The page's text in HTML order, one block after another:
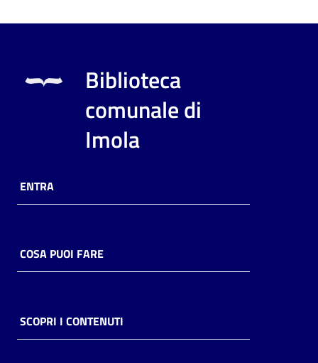
fare
Scopri
online
Piani
Biblioteca
comunale di
Imola
ENTRA
COSA PUOI FARE
SCOPRI I CONTENUTI